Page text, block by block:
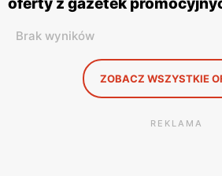
Brak wyników
ZOBACZ WSZYSTKIE
REKLAMA